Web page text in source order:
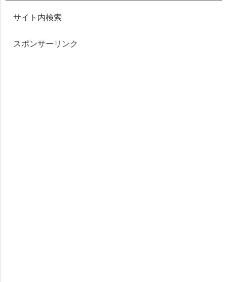
サイト内検索
スポンサーリンク